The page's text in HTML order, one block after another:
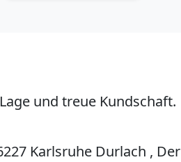
und treue Kundschaft.
Karlsruhe Durlach , Der